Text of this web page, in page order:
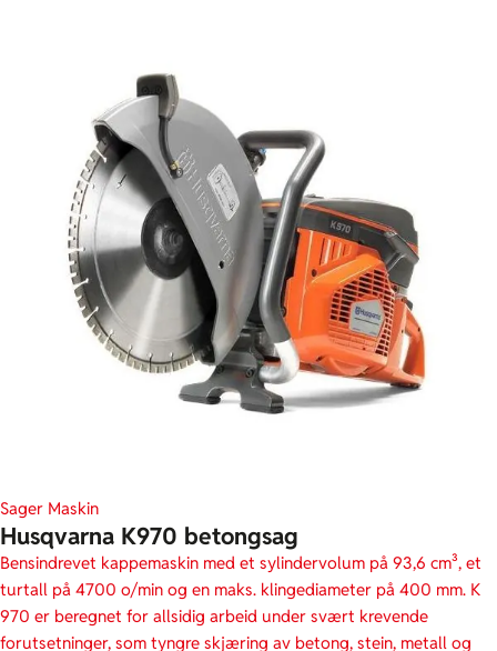
Sager Maskin
Husqvarna K970 betongsag
Bensindrevet kappemaskin med et sylindervolum på 93,6 cm³, et
turtall på 4700 o/min og en maks. klingediameter på 400 mm. K
970 er beregnet for allsidig arbeid under svært krevende
forutsetninger, som tyngre skjæring av betong, stein, metall og